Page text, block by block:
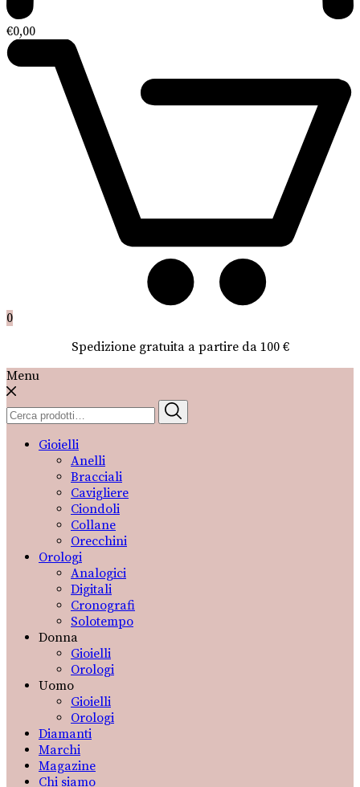
€0,00
0
Spedizione gratuita a partire da 100 €
Menu
Cerca:
Gioielli
Anelli
Bracciali
Cavigliere
Ciondoli
Collane
Orecchini
Orologi
Analogici
Digitali
Cronografi
Solotempo
Donna
Gioielli
Orologi
Uomo
Gioielli
Orologi
Diamanti
Marchi
Magazine
Chi siamo